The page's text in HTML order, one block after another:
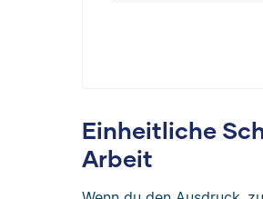
Einheitliche
Arbeit